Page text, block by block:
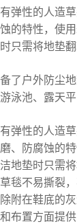
弹性的人造
的特性，使
只需将地垫
了户外防尘
泳池、露天
弹性的人造
、防腐蚀的
地垫时只需
毯不易撕裂
附在鞋底的
布置方面提